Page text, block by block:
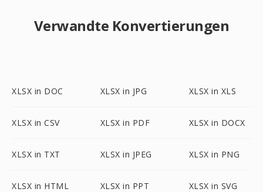
Verwandte Konvertierungen
XLSX in DOC XLSX in JPG XLSX in XLS
XLSX in CSV XLSX in PDF XLSX in DOCX
XLSX in TXT XLSX in JPEG XLSX in PNG
XLSX in HTML XLSX in PPT XLSX in SVG